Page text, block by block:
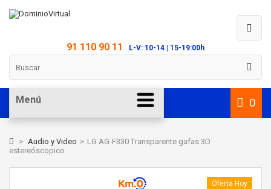
91 110 90 11 L-V: 10-14 | 15-19:00h
0
Menú
> Audio y Video > LG AG-F330 Transparente gafas 3D
estereóscopico
Oferta Hoy